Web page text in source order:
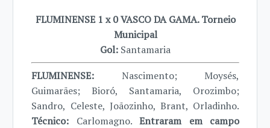
FLUMINENSE 1 x 0 VASCO DA GAMA. Torneio
Municipal
Gol: Santamaria
FLUMINENSE: Nascimento; Moysés,
Guimarães; Bioró, Santamaria, Orozimbo;
Sandro, Celeste, Joãozinho, Brant, Orladinho.
Técnico: Carlomagno.Entraram em campo